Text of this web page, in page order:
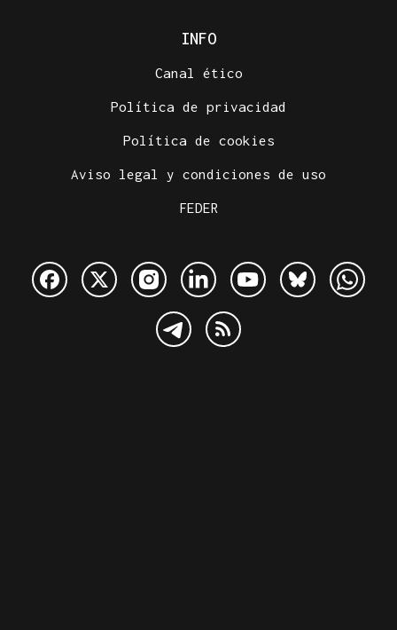
INFO
Canal ético
Política de privacidad
Política de cookies
Aviso legal y condiciones de uso
FEDER